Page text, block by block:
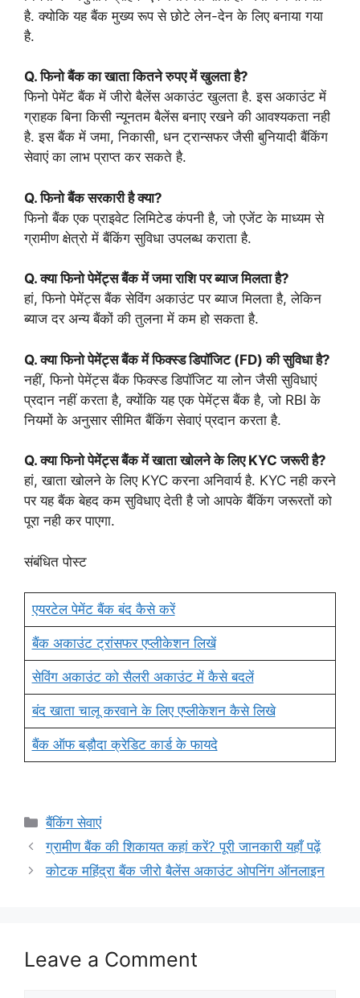
है. क्योकि यह बैंक मुख्य रूप से छोटे लेन-देन के लिए बनाया गया
है.
Q. फिनो बैंक का खाता कितने रुपए में खुलता है?
फिनो पेमेंट बैंक में जीरो बैलेंस अकाउंट खुलता है. इस अकाउंट में
ग्राहक बिना किसी न्यूनतम बैलेंस बनाए रखने की आवश्यकता नही
है. इस बैंक में जमा, निकासी, धन ट्रान्सफर जैसी बुनियादी बैंकिंग
सेवाएं का लाभ प्राप्त कर सकते है.
Q. फिनो बैंक सरकारी है क्या?
फिनो बैंक एक प्राइवेट लिमिटेड कंपनी है, जो एजेंट के माध्यम से
ग्रामीण क्षेत्रो में बैंकिंग सुविधा उपलब्ध कराता है.
Q. क्या फिनो पेमेंट्स बैंक में जमा राशि पर ब्याज मिलता है?
हां, फिनो पेमेंट्स बैंक सेविंग अकाउंट पर ब्याज मिलता है, लेकिन
ब्याज दर अन्य बैंकों की तुलना में कम हो सकता है.
Q. क्या फिनो पेमेंट्स बैंक में फिक्स्ड डिपॉजिट (FD) की सुविधा है?
नहीं, फिनो पेमेंट्स बैंक फिक्स्ड डिपॉजिट या लोन जैसी सुविधाएं
प्रदान नहीं करता है, क्योंकि यह एक पेमेंट्स बैंक है, जो RBI के
नियमों के अनुसार सीमित बैंकिंग सेवाएं प्रदान करता है.
Q. क्या फिनो पेमेंट्स बैंक में खाता खोलने के लिए KYC जरूरी है?
हां, खाता खोलने के लिए KYC करना अनिवार्य है. KYC नही करने
पर यह बैंक बेहद कम सुविधाए देती है जो आपके बैंकिंग जरूरतों को
पूरा नही कर पाएगा.
संबंधित पोस्ट
एयरटेल पेमेंट बैंक बंद कैसे करें
बैंक अकाउंट ट्रांसफर एप्लीकेशन लिखें
सेविंग अकाउंट को सैलरी अकाउंट में कैसे बदलें
बंद खाता चालू करवाने के लिए एप्लीकेशन कैसे लिखे
बैंक ऑफ बड़ौदा क्रेडिट कार्ड के फायदे
Categories
बैंकिंग सेवाएं
ग्रामीण बैंक की शिकायत कहां करें? पूरी जानकारी यहाँ पढ़ें
कोटक महिंद्रा बैंक जीरो बैलेंस अकाउंट ओपनिंग ऑनलाइन
Leave a Comment